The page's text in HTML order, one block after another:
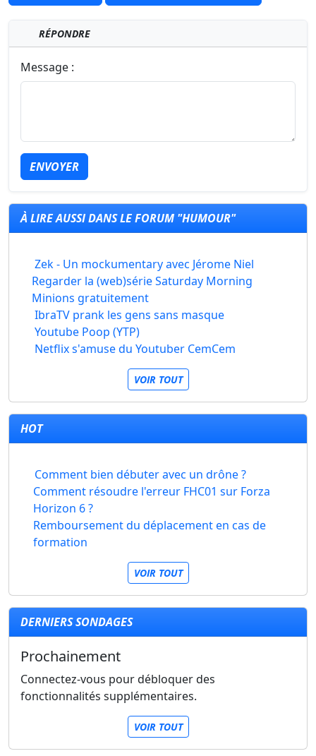
RÉPONDRE
Message :
ENVOYER
À LIRE AUSSI DANS LE FORUM "HUMOUR"
Zek - Un mockumentary avec Jérome Niel
Regarder la (web)série Saturday Morning
Minions gratuitement
IbraTV prank les gens sans masque
Youtube Poop (YTP)
Netflix s'amuse du Youtuber CemCem
VOIR TOUT
HOT
Comment bien débuter avec un drône ?
Comment résoudre l'erreur FHC01 sur Forza
Horizon 6 ?
Remboursement du déplacement en cas de
formation
VOIR TOUT
DERNIERS SONDAGES
Prochainement
Connectez-vous pour débloquer des
fonctionnalités supplémentaires.
VOIR TOUT